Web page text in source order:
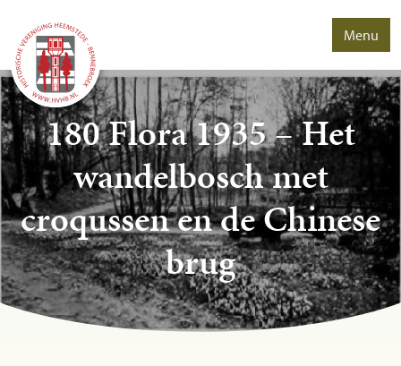
Menu
180 Flora 1935 – Het
wandelbosch met
croqussen en de Chinese
brug